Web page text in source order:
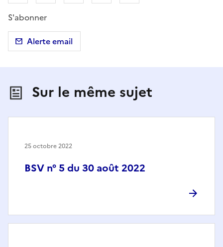
S'abonner
Alerte email
Sur le même sujet
BSV n° 5 du 30 août 2022
25 octobre 2022